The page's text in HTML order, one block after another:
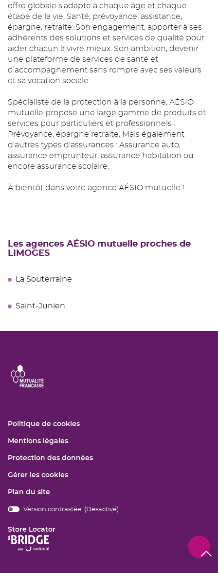
offre globale s’adapte à chaque âge et chaque
étape de la vie, Santé, prévoyance, assistance,
épargne, retraite. Son engagement, apporter à ses
adhérents des solutions et services de qualité pour
aider chacun à vivre mieux. Son ambition, devenir
une plateforme de services de santé et
d’accompagnement sans rompre avec ses valeurs
et sa vocation sociale.
Spécialiste de la protection à la personne, AÉSIO
mutuelle propose une large gamme de produits et
services pour particuliers et professionnels :
Prévoyance, épargne retraite. Mais également
d'autres types d'assurances : Assurance auto,
assurance emprunteur, assurance habitation ou
encore assurance scolaire.
À bientôt dans votre agence AÉSIO mutuelle !
Les agences AÉSIO mutuelle proches de
LIMOGES
La Souterraine
Saint-Junien
Politique de cookies(ouvre
fenêtre)
Mentions légales(ouvre
une
fenêtre)
Protection des données(ouvre
Gérer les cookies
Plan du site
Version contrastée ( Désactivé)
Store Locator
(ouvre
dans
en